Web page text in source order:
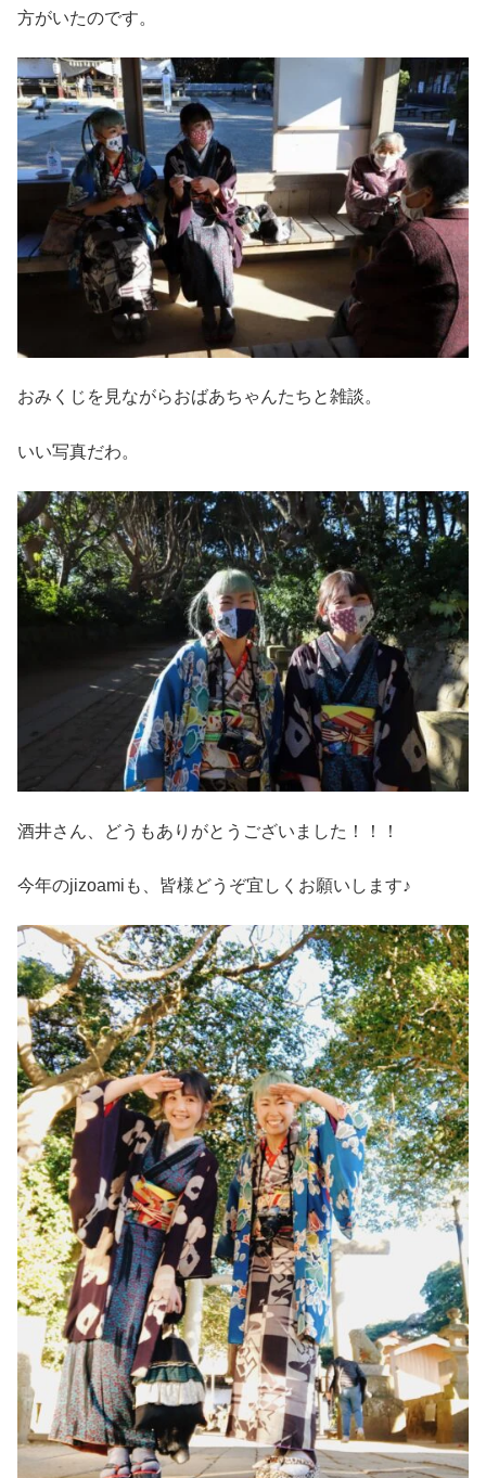
方がいたのです。
おみくじを見ながらおばあちゃんたちと雑談。
いい写真だわ。
酒井さん、どうもありがとうございました！！！
今年のjizoamiも、皆様どうぞ宜しくお願いします♪